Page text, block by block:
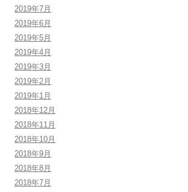
2019年7月
2019年6月
2019年5月
2019年4月
2019年3月
2019年2月
2019年1月
2018年12月
2018年11月
2018年10月
2018年9月
2018年8月
2018年7月